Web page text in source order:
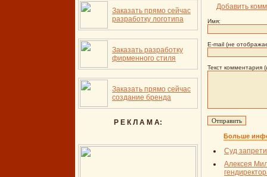
Заказать прямо сейчас
разработку логотипа
Заказать разработку
фирменного стиля
Заказать прямо сейчас
создание бренда
Р Е К Л А М А:
Добавить
Имя:
E-mail (не
Текст комментария
Больше
Суд
Алексея